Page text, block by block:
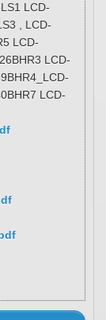
LCD-
, LCD-
LCD-
LCD-
LCD-